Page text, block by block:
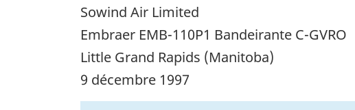
Sowind Air Limited
Embraer EMB-110P1 Bandeirante C-GVRO
Little Grand Rapids (Manitoba)
9 décembre 1997